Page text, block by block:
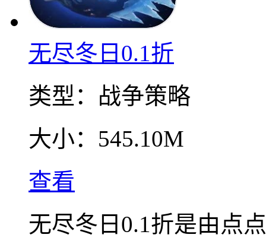
无尽冬日0.1折
类型： 战争策略
大小： 545.10M
查看
无尽冬日0.1折是由点